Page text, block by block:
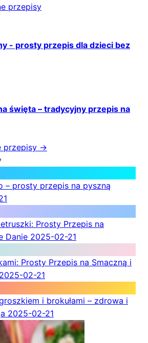
przepisy
- prosty przepis dla dzieci bez
święta – tradycyjny przepis na
przepisy →
– prosty przepis na pyszną
Prosty Przepis na
Danie 2025-02-21
Prosty Przepis na Smaczną i
2025-02-21
i brokułami – zdrowa i
2025-02-21